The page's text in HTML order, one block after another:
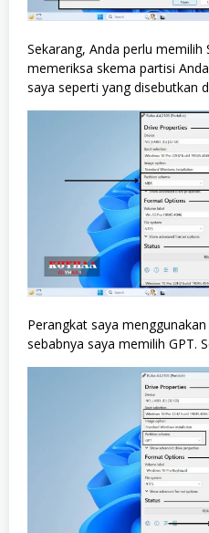
Sekarang, Anda perlu memilih
memeriksa skema partisi
saya seperti yang disebutkan
Perangkat saya
sebabnya saya memilih GPT.